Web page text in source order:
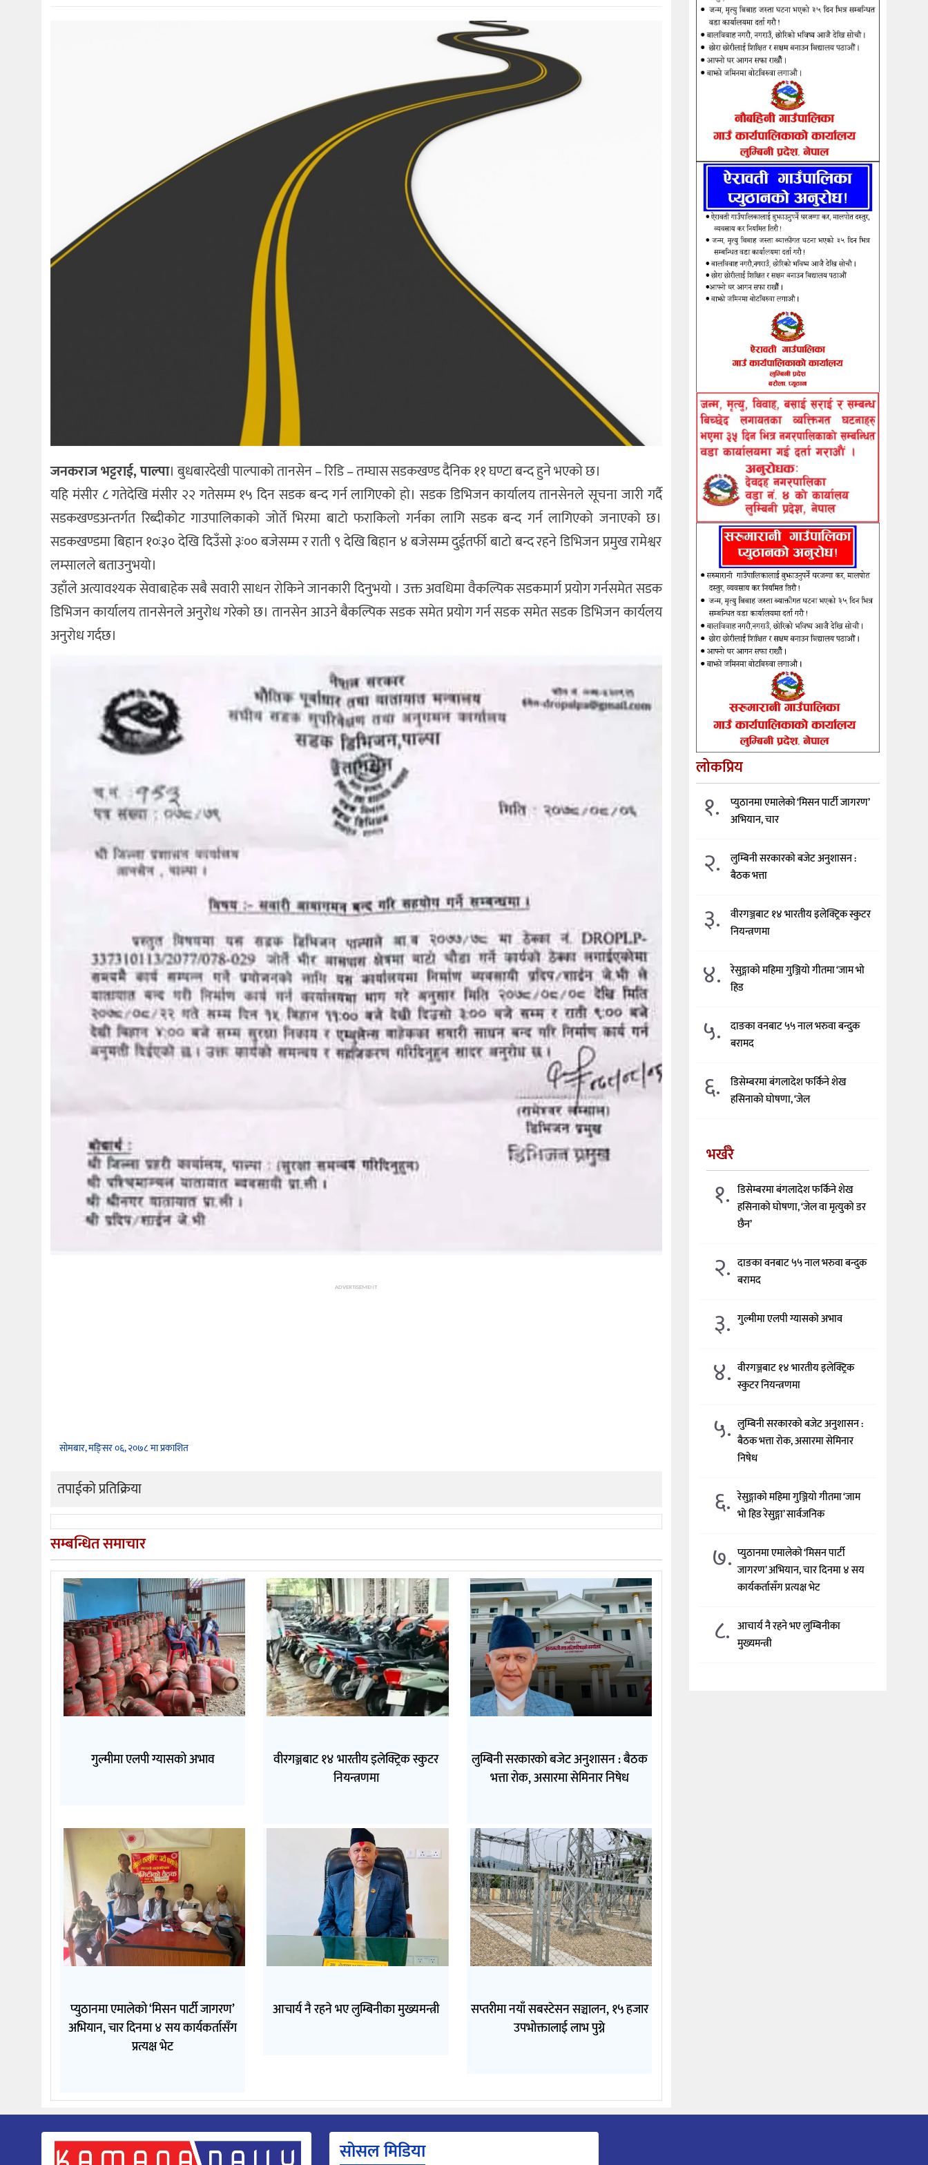
जनकराज भट्टराई, पाल्पा। बुधबारदेखी पाल्पाको तानसेन – रिडि – तम्घास सडकखण्ड दैनिक ११ घण्टा बन्द हुने भएको छ।
यहि मंसीर ८ गतेदेखि मंसीर २२ गतेसम्म १५ दिन सडक बन्द गर्न लागिएको हो। सडक डिभिजन कार्यालय तानसेनले सूचना जारी गर्दै
सडकखण्डअन्तर्गत रिब्दीकोट गाउपालिकाको जोर्ते भिरमा बाटो फराकिलो गर्नका लागि सडक बन्द गर्न लागिएको जनाएको छ।
सडकखण्डमा बिहान १०ः३० देखि दिउँसो ३ः०० बजेसम्म र राती ९ देखि बिहान ४ बजेसम्म दुईतर्फी बाटो बन्द रहने डिभिजन प्रमुख रामेश्वर
लम्सालले बताउनुभयो।
उहाँले अत्यावश्यक सेवाबाहेक सबै सवारी साधन रोकिने जानकारी दिनुभयो । उक्त अवधिमा वैकल्पिक सडकमार्ग प्रयोग गर्नसमेत सडक
डिभिजन कार्यालय तानसेनले अनुरोध गरेको छ। तानसेन आउने बैकल्पिक सडक समेत प्रयोग गर्न सडक समेत सडक डिभिजन कार्यलय
अनुरोध गर्दछ।
ADVERTISEMENT
सोमबार, मङि्सर ०६, २०७८ मा प्रकाशित
तपाईको प्रतिक्रिया
सम्बन्धित समाचार
गुल्मीमा एलपी ग्यासको अभाव
वीरगञ्जबाट १४ भारतीय इलेक्ट्रिक स्कुटर
नियन्त्रणमा
लुम्बिनी सरकारको बजेट अनुशासन : बैठक
भत्ता रोक, असारमा सेमिनार निषेध
प्युठानमा एमालेको ‘मिसन पार्टी जागरण’
अभियान, चार दिनमा ४ सय कार्यकर्तासँग
प्रत्यक्ष भेट
आचार्य नै रहने भए लुम्बिनीका मुख्यमन्त्री
सप्तरीमा नयाँ सबस्टेसन सञ्चालन, १५ हजार
उपभोक्तालाई लाभ पुग्ने
लोकप्रिय
१.
प्युठानमा एमालेको ‘मिसन पार्टी जागरण’
अभियान, चार
२.
लुम्बिनी सरकारको बजेट अनुशासन :
बैठक भत्ता
३.
वीरगञ्जबाट १४ भारतीय इलेक्ट्रिक स्कुटर
नियन्त्रणमा
४.
रेसुङ्गाको महिमा गुञ्जियो गीतमा ‘जाम भो
हिड
५.
दाङका वनबाट ५५ नाल भरुवा बन्दुक
बरामद
६.
डिसेम्बरमा बंगलादेश फर्किने शेख
हसिनाको घोषणा, ‘जेल
भर्खरै
१. डिसेम्बरमा बंगलादेश फर्किने शेख
हसिनाको घोषणा, ‘जेल वा मृत्युको डर
छैन’
२. दाङका वनबाट ५५ नाल भरुवा बन्दुक
बरामद
३. गुल्मीमा एलपी ग्यासको अभाव
४. वीरगञ्जबाट १४ भारतीय इलेक्ट्रिक
स्कुटर नियन्त्रणमा
५. लुम्बिनी सरकारको बजेट अनुशासन :
बैठक भत्ता रोक, असारमा सेमिनार
निषेध
६. रेसुङ्गाको महिमा गुञ्जियो गीतमा ‘जाम
भो हिड रेसुङ्गा’ सार्वजनिक
७. प्युठानमा एमालेको ‘मिसन पार्टी
जागरण’ अभियान, चार दिनमा ४ सय
कार्यकर्तासँग प्रत्यक्ष भेट
८. आचार्य नै रहने भए लुम्बिनीका
मुख्यमन्त्री
सोसल मिडिया